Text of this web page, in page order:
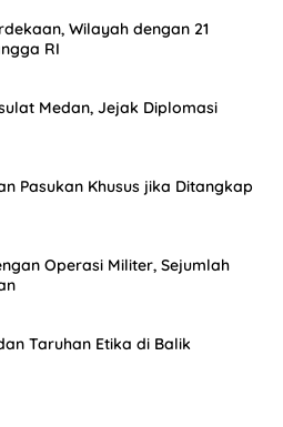
Wilayah dengan 21
RI
Medan, Jejak Diplomasi
Pasukan Khusus jika Ditangkap
Operasi Militer, Sejumlah
Taruhan Etika di Balik